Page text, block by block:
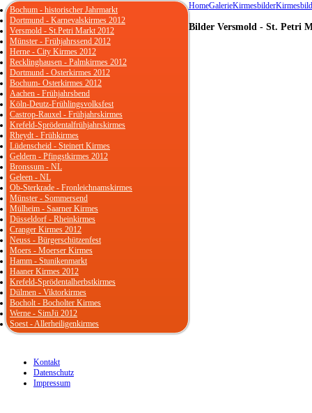
HomeGalerieKirmesbilder
Bilder Versmold - St. Petri
Bochum - historischer Jahrmarkt
Dortmund - Karnevalskirmes 2012
Versmold - St.Petri Markt 2012
Münster - Frühjahrssend 2012
Herne - City Kirmes 2012
Recklinghausen - Palmkirmes 2012
Dortmund - Osterkirmes 2012
Bochum- Osterkirmes 2012
Aachen - Frühjahrsbend
Köln-Deutz-Frühlingsvolksfest
Castrop-Rauxel - Frühjahrskirmes
Krefeld-Sprödentalfrühjahrskirmes
Rheydt - Frühkirmes
Lüdenscheid - Steinert Kirmes
Geldern - Pfingstkirmes 2012
Bronssum - NL
Geleen - NL
Ob-Sterkrade - Fronleichnamskirmes
Münster - Sommersend
Mülheim - Saarner Kirmes
Düsseldorf - Rheinkirmes
Cranger Kirmes 2012
Neuss - Bürgerschützenfest
Moers - Moerser Kirmes
Hamm - Stunikenmarkt
Haaner Kirmes 2012
Krefeld-Sprödentalherbstkirmes
Dülmen - Viktorkirmes
Bocholt - Bocholter Kirmes
Werne - SimJü 2012
Soest - Allerheiligenkirmes
Kontakt
Datenschutz
Impressum